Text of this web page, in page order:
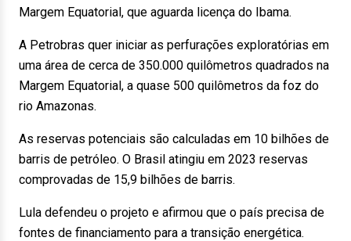
Margem Equatorial, que aguarda licença do Ibama.
A Petrobras quer iniciar as perfurações exploratórias em
uma área de cerca de 350.000 quilômetros quadrados na
Margem Equatorial, a quase 500 quilômetros da foz do
rio Amazonas.
As reservas potenciais são calculadas em 10 bilhões de
barris de petróleo. O Brasil atingiu em 2023 reservas
comprovadas de 15,9 bilhões de barris.
Lula defendeu o projeto e afirmou que o país precisa de
fontes de financiamento para a transição energética.